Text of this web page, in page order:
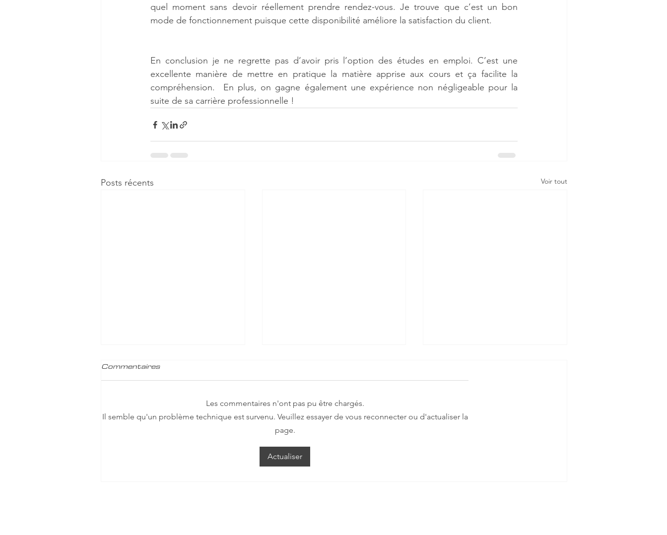
quel moment sans devoir réellement prendre rendez-vous. Je trouve que c’est un bon
mode de fonctionnement puisque cette disponibilité améliore la satisfaction du client.
En conclusion je ne regrette pas d’avoir pris l’option des études en emploi. C’est une
excellente manière de mettre en pratique la matière apprise aux cours et ça facilite la
compréhension.  En plus, on gagne également une expérience non négligeable pour la
suite de sa carrière professionnelle !
Posts récents Voir tout
Abolition de la valeur
locative
Commentaires
Les commentaires n'ont pas pu être chargés.
Il semble qu'un problème technique est survenu. Veuillez essayer de vous reconnecter ou d'actualiser la
page.
Actualiser